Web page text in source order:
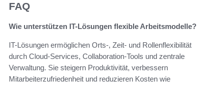
FAQ
Wie unterstützen IT-Lösungen flexible Arbeitsmodelle?
IT-Lösungen ermöglichen Orts-, Zeit- und Rollenflexibilität
durch Cloud-Services, Collaboration-Tools und zentrale
Verwaltung. Sie steigern Produktivität, verbessern
Mitarbeiterzufriedenheit und reduzieren Kosten wie